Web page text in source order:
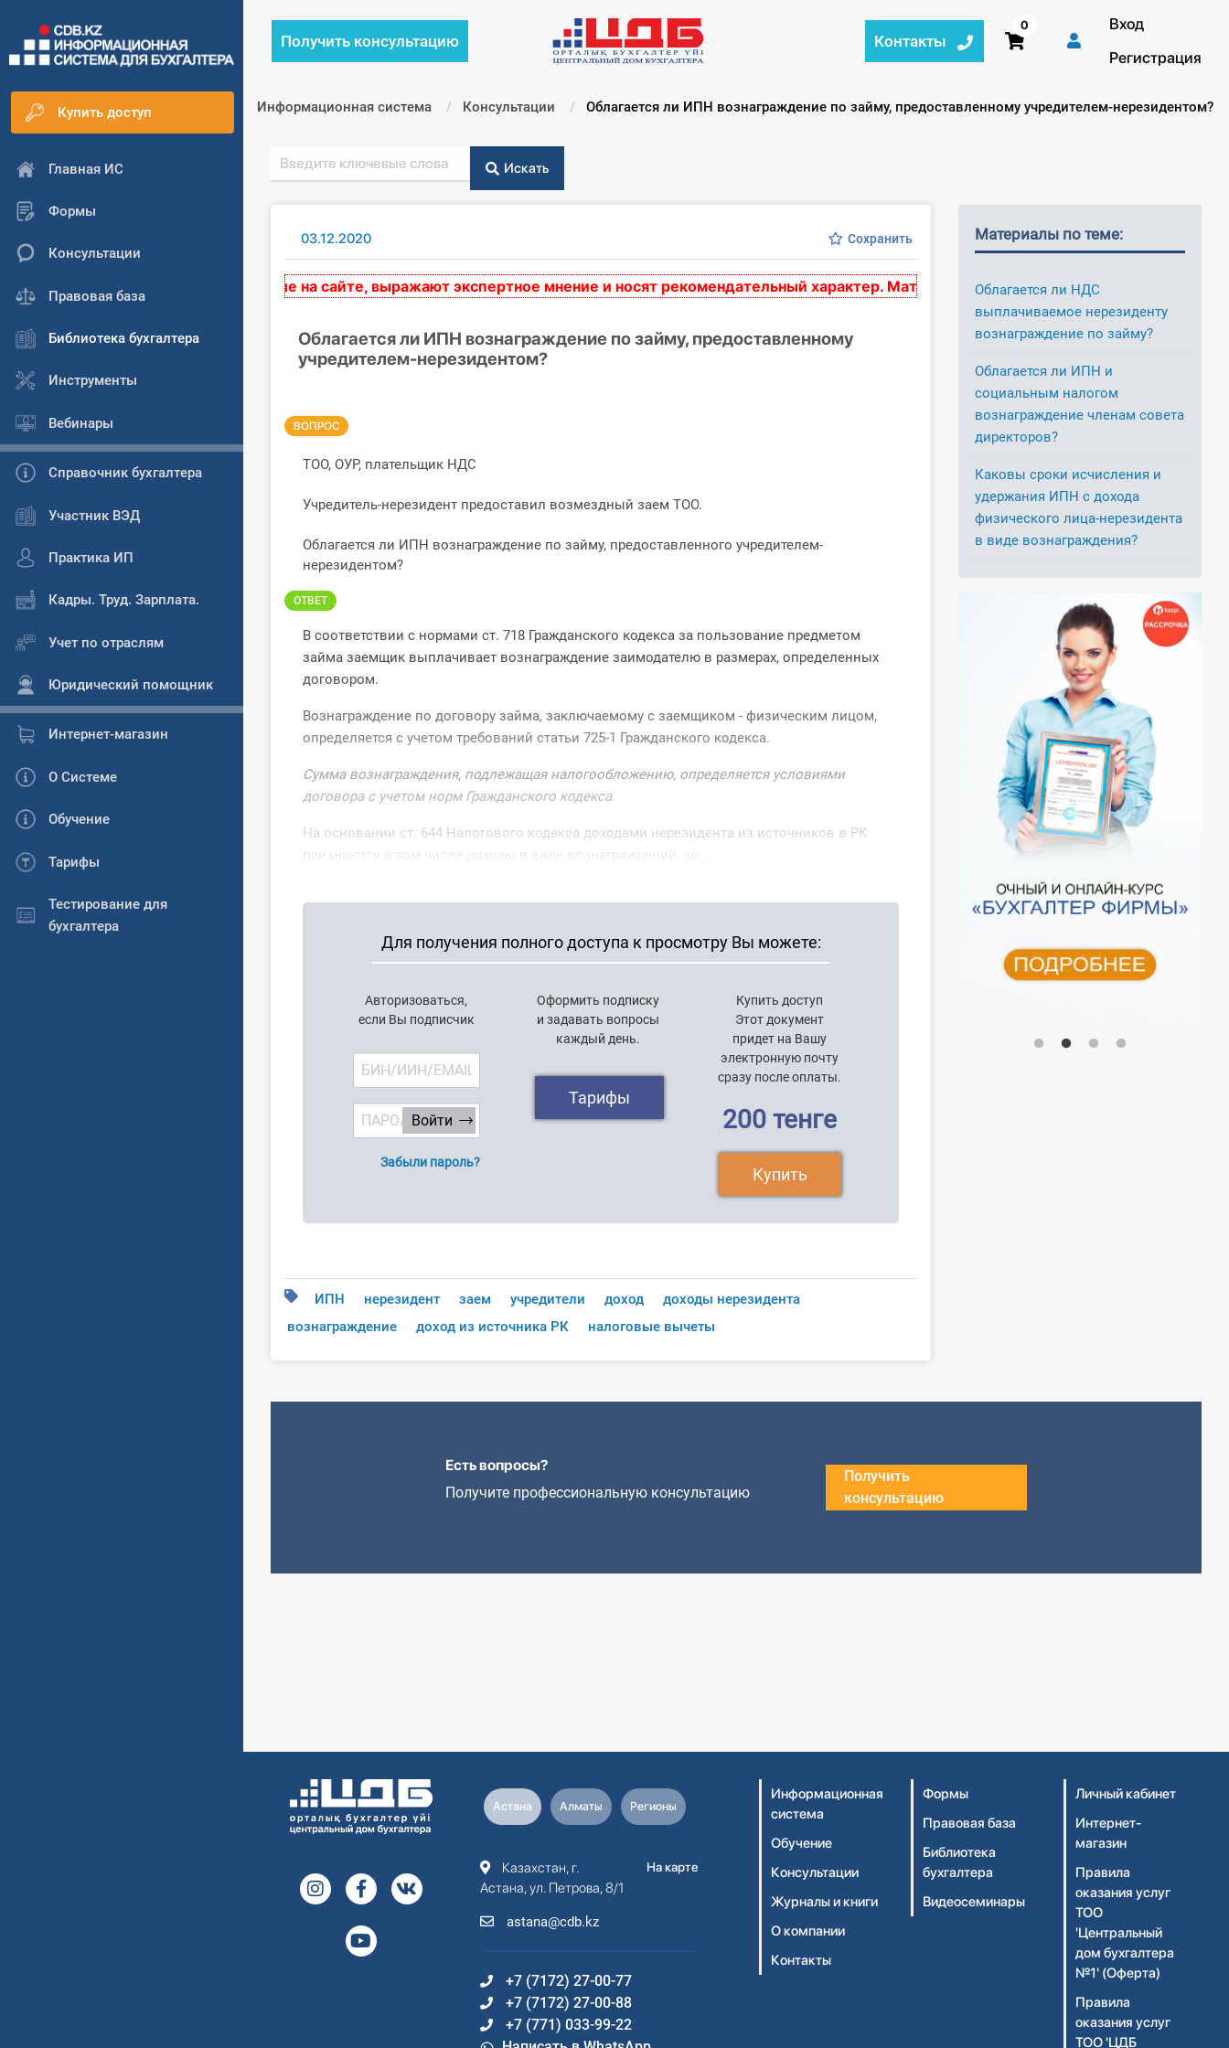
Купить доступ
Главная ИС
Формы
Консультации
Правовая база
Библиотека бухгалтера
Инструменты
Вебинары
Справочник бухгалтера
Участник ВЭД
Практика ИП
Кадры. Труд. Зарплата.
Учет по отраслям
Юридический помощник
Интернет-магазин
О Системе
Обучение
Тарифы
Тестирование для
бухгалтера
Получить консультацию Контакты
0
Вход
Регистрация
Информационная система Консультации Текущий:
Облагается ли ИПН вознаграждение по займу, предоставленному учредителем-нерезидентом?
Искать
03.12.2020 Сохранить
материалы, размещенные на сайте, выражают экспертное мнение и носят рекомендательный характер. Материалы основаны на нормативных актах,
Облагается ли ИПН вознаграждение по займу, предоставленному
учредителем-нерезидентом?
ВОПРОС
ТОО, ОУР, плательщик НДС
Учредитель-нерезидент предоставил возмездный заем ТОО.
Облагается ли ИПН вознаграждение по займу, предоставленного учредителем-
нерезидентом?
ОТВЕТ
В соответствии с нормами ст. 718 Гражданского кодекса за пользование предметом
займа заемщик выплачивает вознаграждение заимодателю в размерах, определенных
договором.
Вознаграждение по договору займа, заключаемому с заемщиком - физическим лицом,
определяется с учетом требований статьи 725-1 Гражданского кодекса.
Сумма вознаграждения, подлежащая налогообложению, определяется условиями
договора с учетом норм Гражданского кодекса.
На основании ст. 644 Налогового кодекса доходами нерезидента из источников в РК
Для получения полного доступа к просмотру Вы можете:
Авторизоваться,
если Вы подписчик
Забыли пароль?
Оформить подписку
и задавать вопросы
каждый день.
Тарифы
Купить доступ
Этот документ
придет на Вашу
электронную почту
сразу после оплаты.
200 тенге
Купить
ИПН нерезидент заем учредители доход
доходы нерезидента
вознаграждение
доход из источника РК налоговые вычеты
Материалы по теме:
Облагается ли НДС
выплачиваемое нерезиденту
вознаграждение по займу?
Облагается ли ИПН и
социальным налогом
вознаграждение членам совета
директоров?
Каковы сроки исчисления и
удержания ИПН с дохода
физического лица-нерезидента
в виде вознаграждения?
Есть вопросы?
Получите профессиональную консультацию
Получить
консультацию
Астана Алматы Регионы
Казахстан, г.
Астана, ул. Петрова, 8/1
astana@cdb.kz
На карте
+7 (7172) 27-00-77
+7 (7172) 27-00-88
+7 (771) 033-99-22
Информационная
система
Обучение
Консультации
Журналы и книги
О компании
Контакты
Формы
Правовая база
Библиотека
бухгалтера
Видеосеминары
Личный кабинет
Интернет-
магазин
Правила
оказания услуг
ТОО
'Центральный
дом бухгалтера
№1' (Оферта)
Правила
оказания услуг
ТОО 'ЦДБ